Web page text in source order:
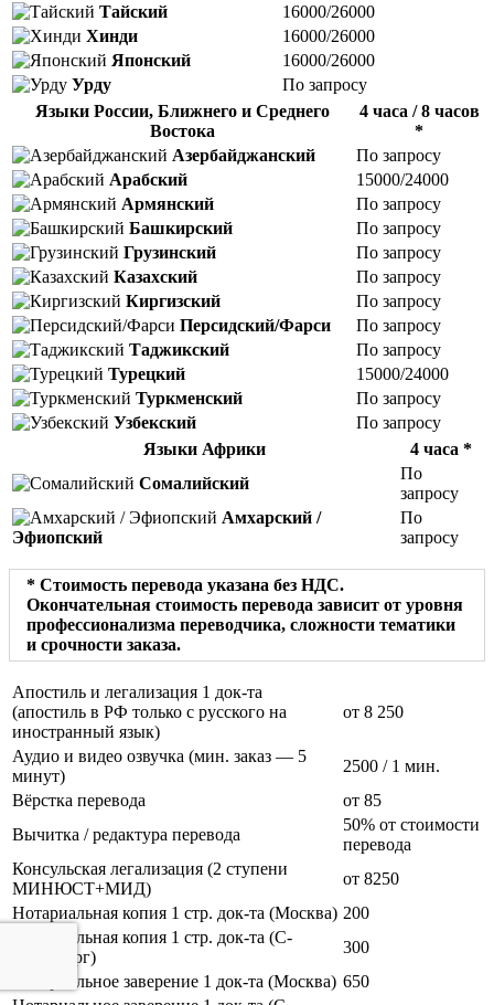
Тайский
16000/26000
Хинди
16000/26000
Японский
16000/26000
Урду
По запросу
Языки России, Ближнего и Среднего
Востока
4 часа / 8 часов
*
Азербайджанский
По запросу
Арабский
15000/24000
Армянский
По запросу
Башкирский
По запросу
Грузинский
По запросу
Казахский
По запросу
Киргизский
По запросу
Персидский/Фарси
По запросу
Таджикский
По запросу
Турецкий
15000/24000
Туркменский
По запросу
Узбекский
По запросу
Языки Африки
4 часа *
Сомалийский
По
запросу
Амхарский /
Эфиопский
По
запросу
* Стоимость перевода указана без НДС.
Окончательная стоимость перевода зависит от уровня
профессионализма переводчика, сложности тематики
и срочности заказа.
Апостиль и легализация 1 док-та
(апостиль в РФ только с русского на
иностранный язык)
от 8 250
Аудио и видео озвучка (мин. заказ — 5
минут)
2500 / 1 мин.
Вёрстка перевода
от 85
Вычитка / редактура перевода
50% от стоимости
перевода
Консульская легализация (2 ступени
МИНЮСТ+МИД)
от 8250
Нотариальная копия 1 стр. док-та (Москва) 200
Нотариальная копия 1 стр. док-та (С-
Петербург)
300
Нотариальное заверение 1 док-та (Москва) 650